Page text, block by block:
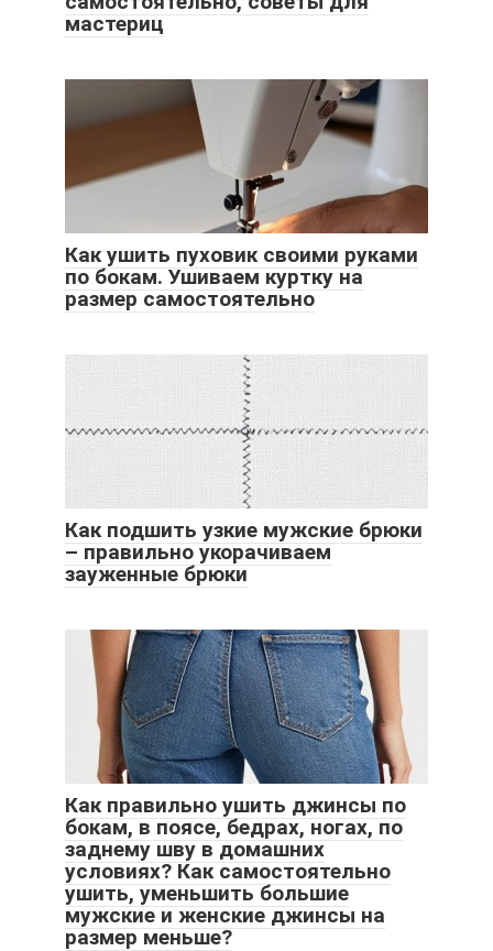
мастериц
Как ушить пуховик своими руками
по бокам. Ушиваем куртку на
размер самостоятельно
Как подшить узкие мужские брюки
– правильно укорачиваем
зауженные брюки
Как правильно ушить джинсы по
бокам, в поясе, бедрах, ногах, по
заднему шву в домашних
условиях? Как самостоятельно
ушить, уменьшить большие
мужские и женские джинсы на
размер меньше?